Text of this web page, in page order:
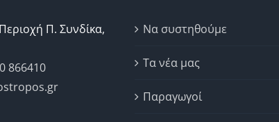
Π. Συνδίκα,
866410
Να συστηθούμε
Τα νέα μας
Παραγωγοί